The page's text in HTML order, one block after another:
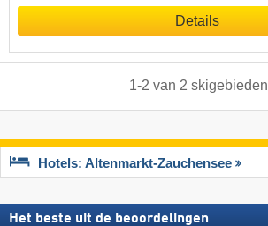
Details
1-2 van 2 skigebieden
Hotels: Altenmarkt-Zauchensee
Het beste uit de beoordelingen